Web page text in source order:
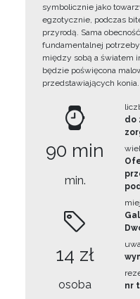
symbolicznie jako
egzotycznie, podczas
przyrodą. Sama
fundamentalnej
między sobą a światem
będzie poświęcona
przedstawiających konia.
90 min
min.
14 zł
osoba
do
nr